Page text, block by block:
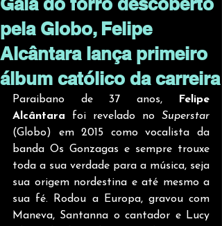
pela Globo, Felipe
Alcântara lança primeiro
álbum católico da carreira
Paraibano de 37 anos, Felipe
Alcântara foi revelado no Superstar
(Globo) em 2015 como vocalista da
banda Os Gonzagas e sempre trouxe
toda a sua verdade para a música, seja
sua origem nordestina e até mesmo a
sua fé. Rodou a Europa, gravou com
Maneva, Santanna o cantador e Lucy